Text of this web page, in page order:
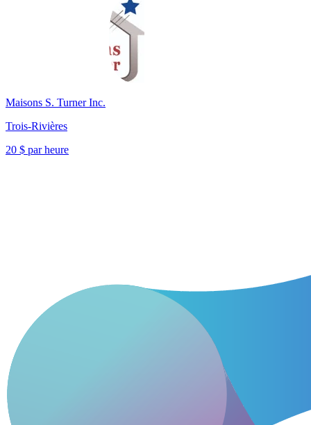
Maisons S. Turner Inc.
Trois-Rivières
20 $ par heure